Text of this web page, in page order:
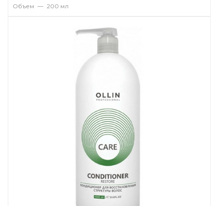
Объем — 200 мл